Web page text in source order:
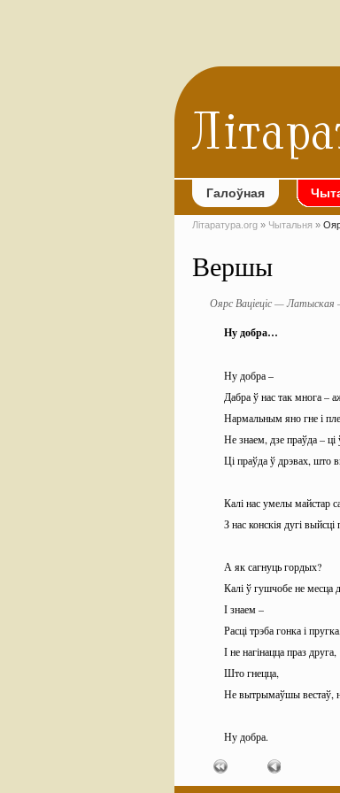
Галоўная
Літаратура.org » Чытальня »
Вершы
Оярс Ваціеціс — Латыская
Ну добра…
Ну добра –
Дабра ў нас так многа –
Нармальным яно гне і
Не знаем, дзе праўда –
Ці праўда ў дрэвах, што
Калі нас умелы майстар
З нас конскія дугі выйсці
А як сагнуць гордых?
Калі ў гушчобе не месца
І знаем –
Расці трэба гонка і пругка,
І не нагінацца праз друга,
Што гнецца,
Не вытрымаўшы вестаў,
Ну добра.
Мы ведаем, як не згінацца.